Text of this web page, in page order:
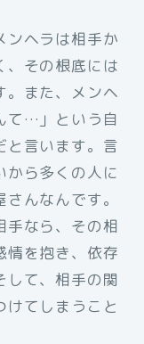
ンヘラは相手か
、その根底には
。また、メンヘ
て…」という自
と言います。言
から多くの人に
んなんです。
手なら、その相
情を抱き、依存
して、相手の関
てしまうこと